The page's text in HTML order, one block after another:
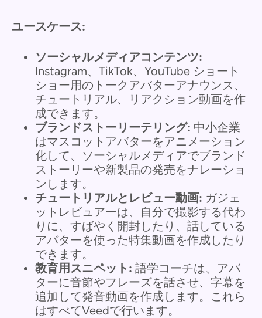
ユースケース:
ソーシャルメディアコンテンツ:
Instagram、TikTok、YouTube ショート
ショー用のトークアバターアナウンス、
チュートリアル、リアクション動画を作
成できます。
ブランドストーリーテリング: 中小企業
はマスコットアバターをアニメーション
化して、ソーシャルメディアでブランド
ストーリーや新製品の発売をナレーショ
ンします。
チュートリアルとレビュー動画: ガジェ
ットレビュアーは、自分で撮影する代わ
りに、すばやく開封したり、話している
アバターを使った特集動画を作成したり
できます。
教育用スニペット: 語学コーチは、アバ
ターに音節やフレーズを話させ、字幕を
追加して発音動画を作成します。これら
はすべてVeedで行います。